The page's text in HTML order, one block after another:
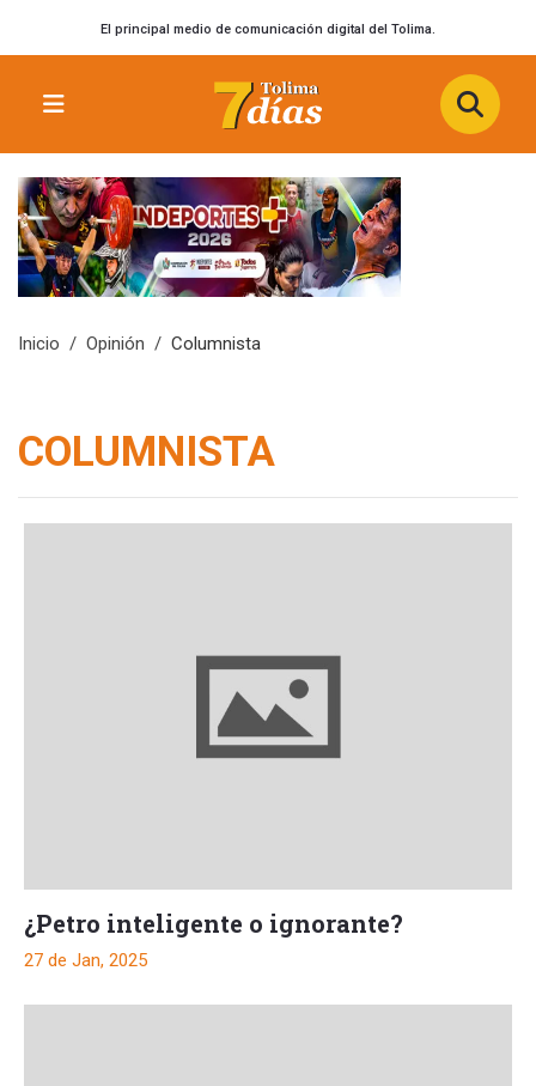
El principal medio de comunicación digital del Tolima.
Inicio Opinión Columnista
COLUMNISTA
¿Petro inteligente o ignorante?
27 de Jan, 2025